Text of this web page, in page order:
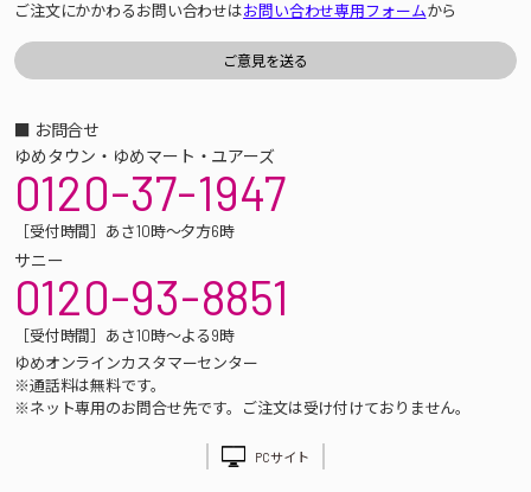
ご注文にかかわるお問い合わせはお問い合わせ専用フォームから
■ お問合せ
ゆめタウン・ゆめマート・ユアーズ
0120-37-1947
［受付時間］あさ10時～夕方6時
サニー
0120-93-8851
［受付時間］あさ10時～よる9時
ゆめオンラインカスタマーセンター
※通話料は無料です。
※ネット専用のお問合せ先です。ご注文は受け付けておりません。
PCサイト